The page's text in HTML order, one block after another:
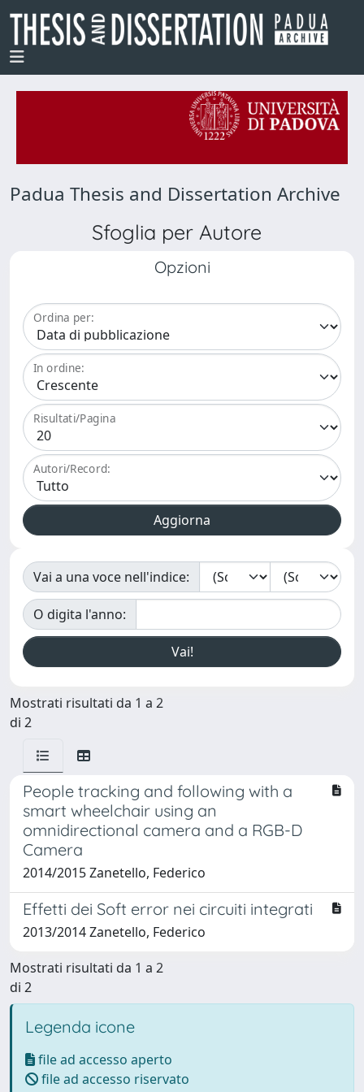
Padua Thesis and Dissertation Archive
Sfoglia per Autore
Opzioni
Ordina per:
In ordine:
Risultati/Pagina
Autori/Record:
Vai a una voce nell'indice:
O digita l'anno:
Mostrati risultati da 1 a 2
di 2
People tracking and following with a
smart wheelchair using an
omnidirectional camera and a RGB-D
Camera
2014/2015 Zanetello, Federico
Effetti dei Soft error nei circuiti integrati
2013/2014 Zanetello, Federico
Mostrati risultati da 1 a 2
di 2
Legenda icone
file ad accesso aperto
file ad accesso riservato